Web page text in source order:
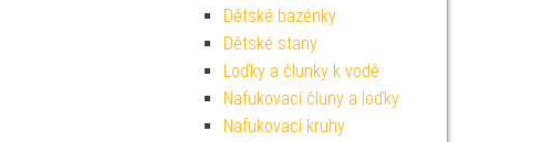
Dětské bazénky
Dětské stany
Loďky a člunky k vodě
Nafukovací čluny a loďky
Nafukovací kruhy